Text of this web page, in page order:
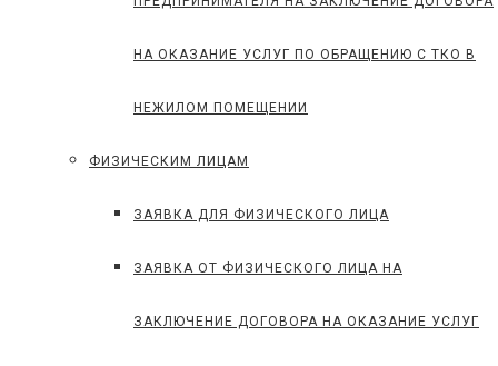
НА ОКАЗАНИЕ УСЛУГ ПО ОБРАЩЕНИЮ С ТКО В
НЕЖИЛОМ ПОМЕЩЕНИИ
ФИЗИЧЕСКИМ ЛИЦАМ
ЗАЯВКА ДЛЯ ФИЗИЧЕСКОГО ЛИЦА
ЗАЯВКА ОТ ФИЗИЧЕСКОГО ЛИЦА НА
ЗАКЛЮЧЕНИЕ ДОГОВОРА НА ОКАЗАНИЕ УСЛУГ